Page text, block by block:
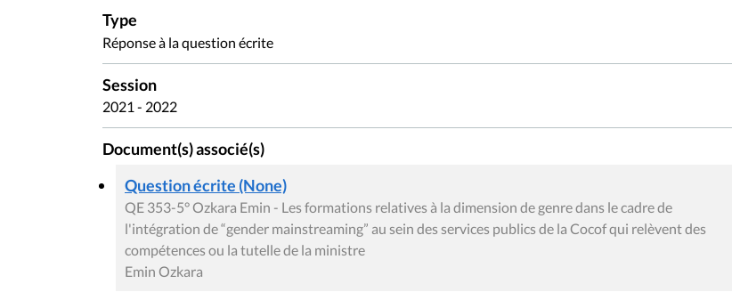
Type
Réponse à la question écrite
Session
2021 - 2022
Document(s) associé(s)
Question écrite (None)
QE 353-5° Ozkara Emin - Les formations relatives à la dimension de genre dans le cadre de
l'intégration de “gender mainstreaming” au sein des services publics de la Cocof qui relèvent des
compétences ou la tutelle de la ministre
Emin Ozkara